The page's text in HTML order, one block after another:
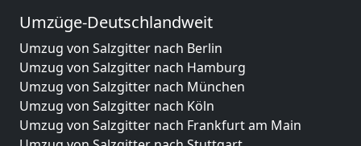
Umzüge-Deutschlandweit
Umzug von Salzgitter nach Berlin
Umzug von Salzgitter nach Hamburg
Umzug von Salzgitter nach München
Umzug von Salzgitter nach Köln
Umzug von Salzgitter nach Frankfurt am Main